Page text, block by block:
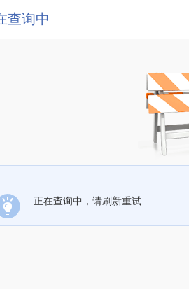
查询中
正在查询中，请刷新重试